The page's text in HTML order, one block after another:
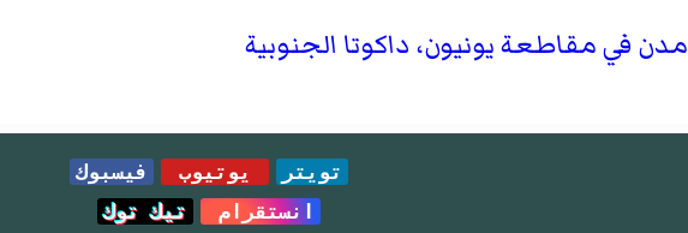
مدن في مقاطعة يونيون، داكوتا الجنوبية
تويتر يوتيوب
فيسبوك
انستقرام
تيك توك